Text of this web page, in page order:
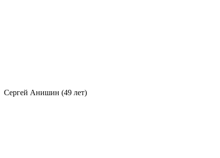
Сергей Анишин (49 лет)